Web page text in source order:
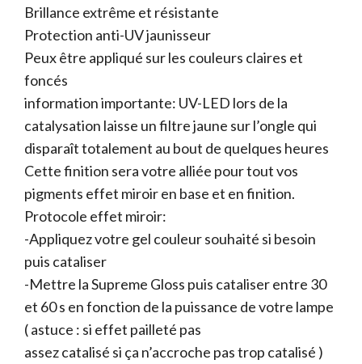
Brillance extrême et résistante
Protection anti-UV jaunisseur
Peux être appliqué sur les couleurs claires et
foncés
information importante: UV-LED lors de la
catalysation laisse un filtre jaune sur l’ongle qui
disparaît totalement au bout de quelques heures
Cette finition sera votre alliée pour tout vos
pigments effet miroir en base et en finition.
Protocole effet miroir:
-Appliquez votre gel couleur souhaité si besoin
puis cataliser
-Mettre la Supreme Gloss puis cataliser entre 30
et 60 s en fonction de la puissance de votre lampe
( astuce : si effet pailleté pas
assez catalisé si ça n’accroche pas trop catalisé )